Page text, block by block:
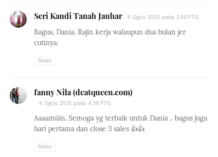
Seri Kandi Tanah Jauhar 4 Ogos 2025 pada 2:56 PTG
Bagus, Dania. Rajin kerja walaupun dua bulan jer
cutinya.
Balas
fanny Nila (dcatqueen.com)
4 Ogos 2025 pada 4:36 PTG
Aaaamiiin. Semoga yg terbaik untuk Dania .. bagus juga
hari pertama dan close 3 sales 👍👍
Balas